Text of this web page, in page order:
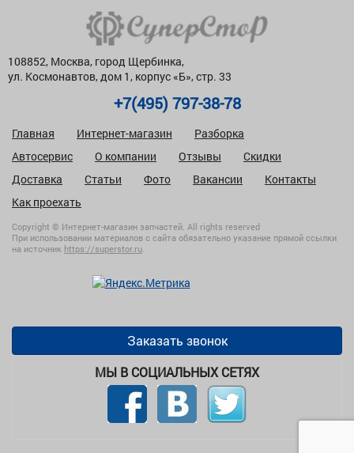
108852, Москва, город Щербинка,
ул. Космонавтов, дом 1, корпус «Б», стр. 33
+7(495) 797-38-78
Главная Интернет-магазин
Разборка
Автосервис
О компании Отзывы
Скидки
Доставка
Статьи Фото Вакансии
Контакты
Как проехать
Copyright © Интернет-магазин запчастей. All rights reserved
При использовании материалов с сайта обязательно указание прямой ссылки
на источник https://superstor.ru
Заказать звонок
МЫ В СОЦИАЛЬНЫХ СЕТЯХ